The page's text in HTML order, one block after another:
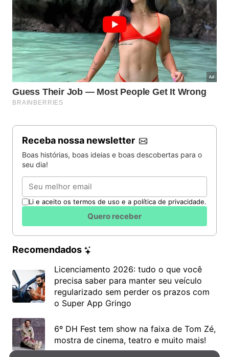
Receba nossa newsletter
Boas histórias, boas ideias e boas descobertas para o
seu dia!
Email
Li e aceito os termos de uso e a política de privacidade.
Quero receber
Recomendados
Licenciamento 2026: tudo o que você
precisa saber para manter seu veículo
regularizado sem perder os prazos com
o Super App Gringo
6º DH Fest tem show na faixa de Tom Zé,
mostra de cinema, teatro e muito mais!